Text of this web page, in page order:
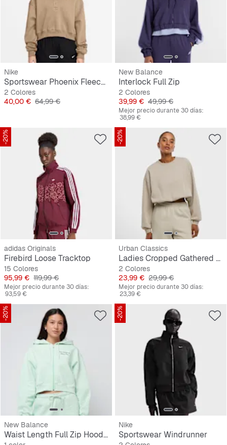
Nike
Sportswear Phoenix Fleece Oversized Crop Hoodie
2 Colores
Precio
40,00 € Precio original
64,99 €
New Balance
Interlock Full Zip
2 Colores
Precio
39,99 € Precio original
49,99 €
Mejor precio durante 30 días:
38,99 €
-20%
adidas Originals
Firebird Loose Tracktop
15 Colores
Precio
95,99 € Precio original
119,99 €
Mejor precio durante 30 días:
93,59 €
-20%
Urban Classics
Ladies Cropped Gathered Sweatshirt
2 Colores
Precio
23,99 € Precio original
29,99 €
Mejor precio durante 30 días:
23,39 €
-20%
New Balance
Waist Length Full Zip Hoodie
-20%
Nike
Sportswear Windrunner